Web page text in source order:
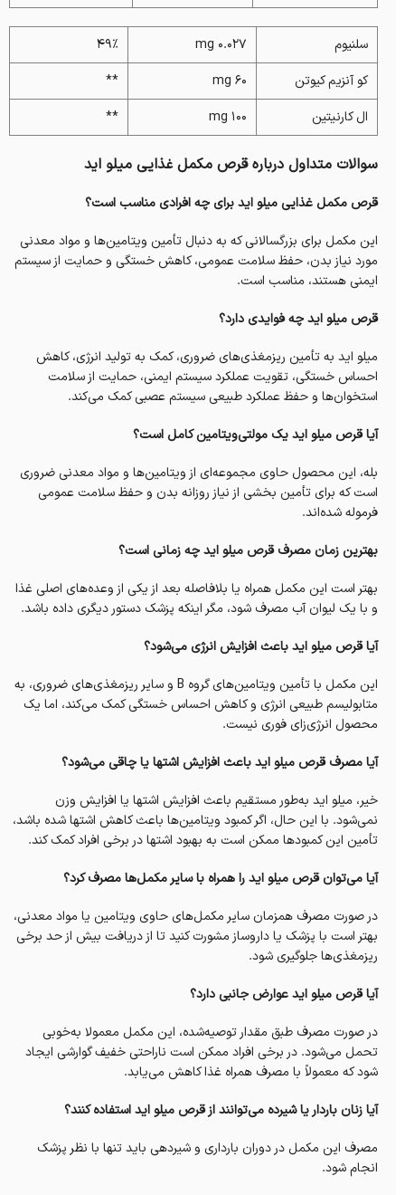
سلنیوم 0.027 mg
49%
کو آنزیم کیوتن
60 mg
**
ال کارنیتین
100 mg
**
سوالات متداول درباره قرص مکمل غذایی میلو اید
قرص مکمل غذایی میلو اید برای چه افرادی مناسب است؟
این مکمل برای بزرگسالانی که به دنبال تأمین ویتامین‌ها و مواد معدنی
مورد نیاز بدن، حفظ سلامت عمومی، کاهش خستگی و حمایت از سیستم
ایمنی هستند، مناسب است.
قرص میلو اید چه فوایدی دارد؟
میلو اید به تأمین ریزمغذی‌های ضروری، کمک به تولید انرژی، کاهش
احساس خستگی، تقویت عملکرد سیستم ایمنی، حمایت از سلامت
استخوان‌ها و حفظ عملکرد طبیعی سیستم عصبی کمک می‌کند.
آیا قرص میلو اید یک مولتی‌ویتامین کامل است؟
بله، این محصول حاوی مجموعه‌ای از ویتامین‌ها و مواد معدنی ضروری
است که برای تأمین بخشی از نیاز روزانه بدن و حفظ سلامت عمومی
فرموله شده‌اند.
بهترین زمان مصرف قرص میلو اید چه زمانی است؟
بهتر است این مکمل همراه یا بلافاصله بعد از یکی از وعده‌های اصلی غذا
و با یک لیوان آب مصرف شود، مگر اینکه پزشک دستور دیگری داده باشد.
آیا قرص میلو اید باعث افزایش انرژی می‌شود؟
این مکمل با تأمین ویتامین‌های گروه B و سایر ریزمغذی‌های ضروری، به
متابولیسم طبیعی انرژی و کاهش احساس خستگی کمک می‌کند، اما یک
محصول انرژی‌زای فوری نیست.
آیا مصرف قرص میلو اید باعث افزایش اشتها یا چاقی می‌شود؟
خیر، میلو اید به‌طور مستقیم باعث افزایش اشتها یا افزایش وزن
نمی‌شود. با این حال، اگر کمبود ویتامین‌ها باعث کاهش اشتها شده باشد،
تأمین این کمبودها ممکن است به بهبود اشتها در برخی افراد کمک کند.
آیا می‌توان قرص میلو اید را همراه با سایر مکمل‌ها مصرف کرد؟
در صورت مصرف همزمان سایر مکمل‌های حاوی ویتامین یا مواد معدنی،
بهتر است با پزشک یا داروساز مشورت کنید تا از دریافت بیش از حد برخی
ریزمغذی‌ها جلوگیری شود.
آیا قرص میلو اید عوارض جانبی دارد؟
در صورت مصرف طبق مقدار توصیه‌شده، این مکمل معمولا به‌خوبی
تحمل می‌شود. در برخی افراد ممکن است ناراحتی خفیف گوارشی ایجاد
شود که معمولاً با مصرف همراه غذا کاهش می‌یابد.
آیا زنان باردار یا شیرده می‌توانند از قرص میلو اید استفاده کنند؟
مصرف این مکمل در دوران بارداری و شیردهی باید تنها با نظر پزشک
انجام شود.